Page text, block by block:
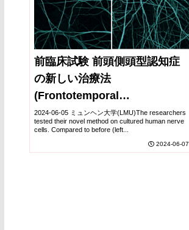
前臨床試験 前頭側頭型認知症
の新しい治療法
(Frontotemporal
dementia:therapeutic
approach for gene therapy)
2024-06-05 ミュンヘン大学(LMU)The researchers
tested their novel method on cultured human nerve
cells. Compared to before (left...
2024-06-07